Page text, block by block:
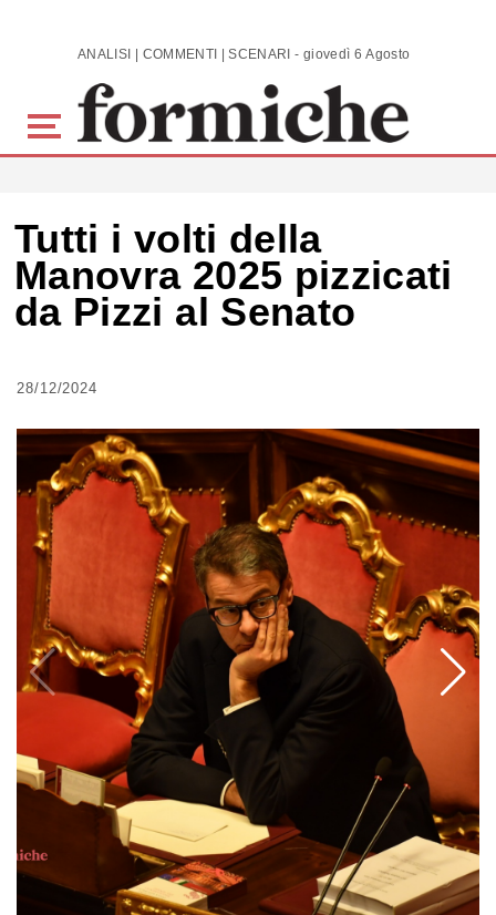
Skip to main content ANALISI | COMMENTI | SCENARI - giovedì 6 Agosto 2026
Tutti i volti della
Manovra 2025 pizzicati
da Pizzi al Senato
28/12/2024